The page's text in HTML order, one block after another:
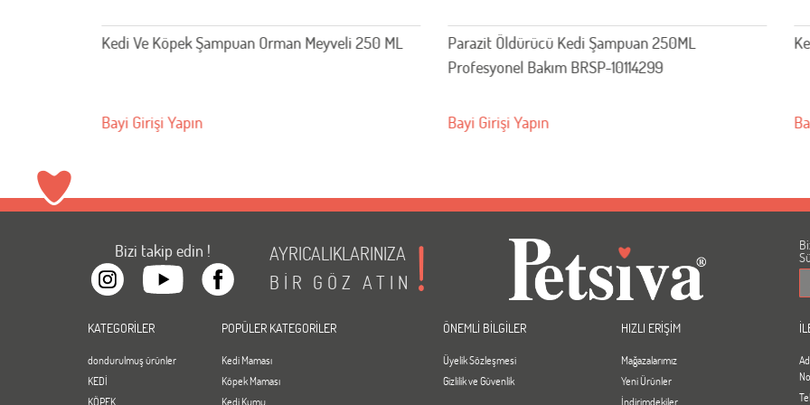
Parazit Öldürücü Kedi Şampuan 250ML
Bayi Girişi Yapın
Kedi Ve Köpek Şampuan Limonlu 250 ML
Bayi Girişi Yapın
Bizi takip edin !
AYRICALIKLARINIZA
BİR GÖZ ATIN
KATEGORİLER
dondurulmuş ürünler
KEDİ
KÖPEK
POPÜLER KATEGORİLER
Kedi Maması
Köpek Maması
Kedi Kumu
ÖNEMLİ BİLGİLER
Üyelik Sözleşmesi
Gizlilik ve Güvenlik
HIZLI ERİŞİM
Mağazalarımız
Yeni Ürünler
İndirimdekiler